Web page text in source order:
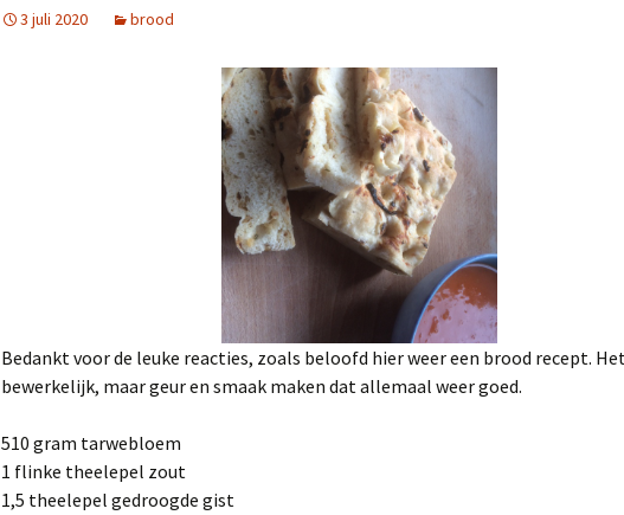
3 juli 2020 brood
Bedankt voor de leuke reacties, zoals beloofd hier weer een brood recept.
bewerkelijk, maar geur en smaak maken dat allemaal weer goed.
510 gram tarwebloem
1 flinke theelepel zout
1,5 theelepel gedroogde gist